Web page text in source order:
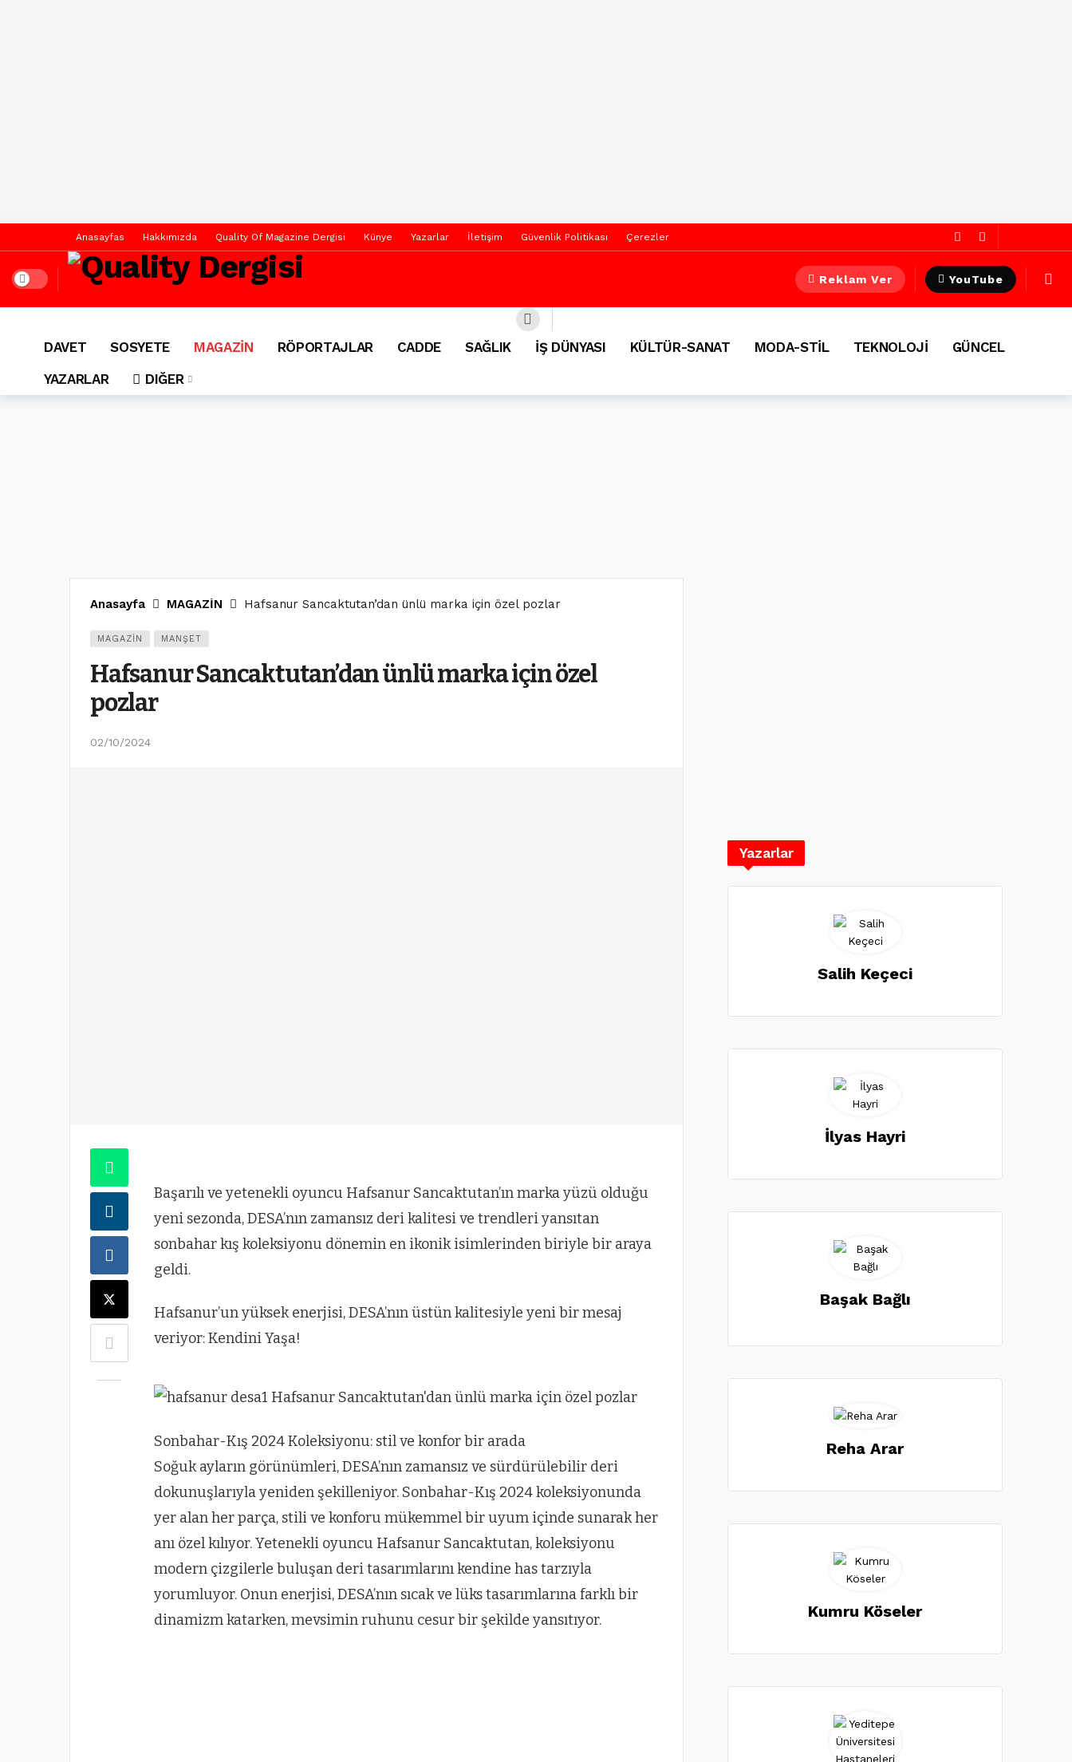
Anasayfas Hakkımızda Quality Of Magazine Dergisi Künye Yazarlar İletişim Güvenlik Politikası Çerezler
Dark mode Reklam Ver YouTube
DAVET SOSYETE MAGAZİN RÖPORTAJLAR CADDE SAĞLIK İŞ DÜNYASI KÜLTÜR-SANAT MODA-STİL TEKNOLOJİ
GÜNCEL
YAZARLAR
DIĞER
Anasayfa MAGAZİN Hafsanur Sancaktutan’dan ünlü marka için özel pozlar
MAGAZİN MANŞET
Hafsanur Sancaktutan’dan ünlü marka için özel
pozlar
02/10/2024
Başarılı ve yetenekli oyuncu Hafsanur Sancaktutan’ın marka yüzü olduğu
yeni sezonda, DESA’nın zamansız deri kalitesi ve trendleri yansıtan
sonbahar kış koleksiyonu dönemin en ikonik isimlerinden biriyle bir araya
geldi.
Hafsanur’un yüksek enerjisi, DESA’nın üstün kalitesiyle yeni bir mesaj
veriyor: Kendini Yaşa!
Sonbahar-Kış 2024 Koleksiyonu: stil ve konfor bir arada
Soğuk ayların görünümleri, DESA’nın zamansız ve sürdürülebilir deri
dokunuşlarıyla yeniden şekilleniyor. Sonbahar-Kış 2024 koleksiyonunda
yer alan her parça, stili ve konforu mükemmel bir uyum içinde sunarak her
anı özel kılıyor. Yetenekli oyuncu Hafsanur Sancaktutan, koleksiyonu
modern çizgilerle buluşan deri tasarımlarını kendine has tarzıyla
yorumluyor. Onun enerjisi, DESA’nın sıcak ve lüks tasarımlarına farklı bir
dinamizm katarken, mevsimin ruhunu cesur bir şekilde yansıtıyor.
Yazarlar
Salih Keçeci
İlyas Hayri
Başak Bağlı
Reha Arar
Kumru Köseler